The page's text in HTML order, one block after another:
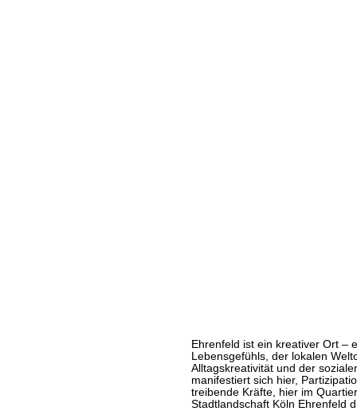
Ehrenfeld ist ein kreativer Ort –
Lebensgefühls, der lokalen
Alltagskreativität und der
manifestiert sich hier,
treibende Kräfte, hier im
Stadtlandschaft Köln Ehrenfeld